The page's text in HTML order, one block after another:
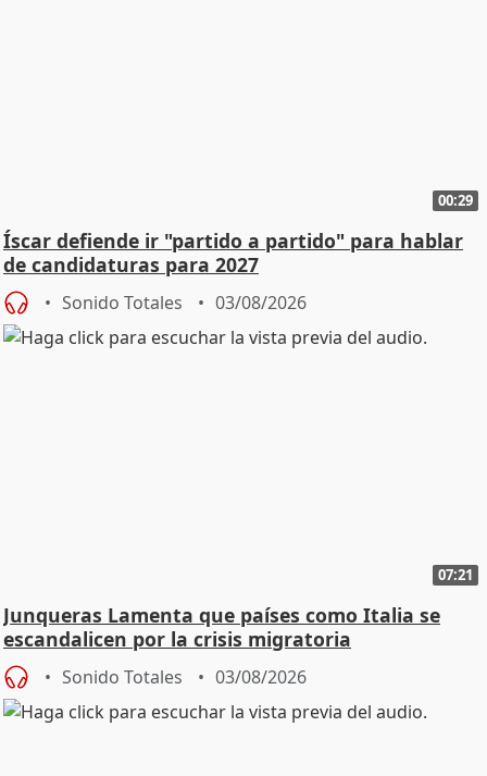
00:29
Íscar defiende ir "partido a partido" para hablar
de candidaturas para 2027
Sonido Totales 03/08/2026
07:21
Junqueras Lamenta que países como Italia se
escandalicen por la crisis migratoria
Sonido Totales 03/08/2026